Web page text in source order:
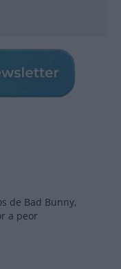
de Bad Bunny,
a peor